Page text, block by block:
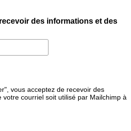
des informations et des
vous acceptez de recevoir des
votre courriel soit utilisé par Mailchimp à